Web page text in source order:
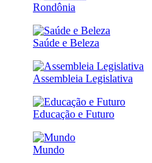
Rondônia
Saúde e Beleza
Assembleia Legislativa
Educação e Futuro
Mundo